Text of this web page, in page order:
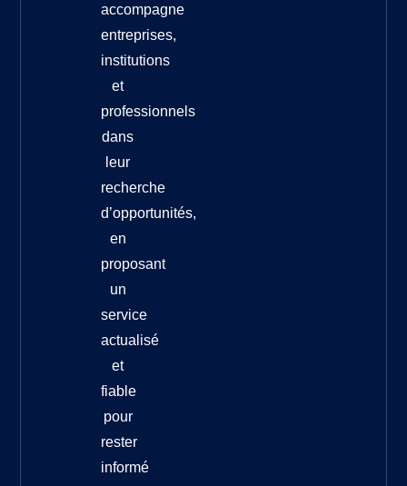
accompagne
entreprises,
institutions
et
professionnels
dans
leur
recherche
d’opportunités,
en
proposant
un
service
actualisé
et
fiable
pour
rester
informé